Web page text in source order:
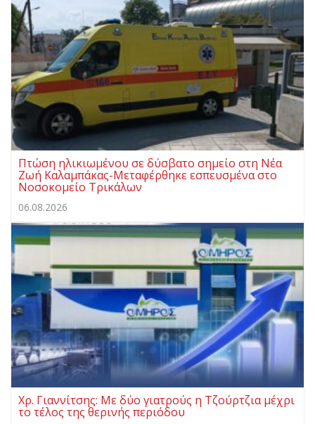
Πτώση ηλικιωμένου σε δύσβατο σημείο στη Νέα
Ζωή Καλαμπάκας-Μεταφέρθηκε εσπευσμένα στο
Νοσοκομείο Τρικάλων
06.08.2026
Χρ. Γιαννίτσης: Με δύο γιατρούς η Τζούρτζια μέχρι
το τέλος της θερινής περιόδου